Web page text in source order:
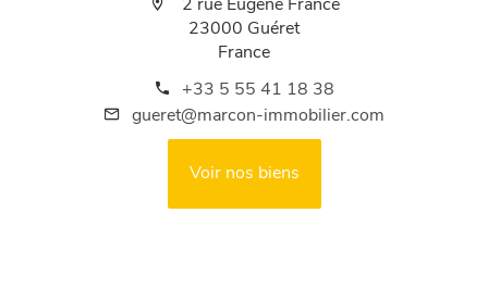
2 rue Eugène France
23000 Guéret
France
+33 5 55 41 18 38
gueret@marcon-immobilier.com
Voir nos biens